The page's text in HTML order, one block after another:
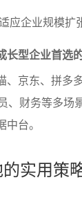
应企业规模扩
长型企业首选
、京东、拼多
、财务等多场
台。
实用策